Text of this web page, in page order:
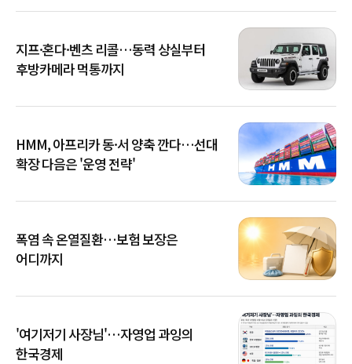
지프·혼다·벤츠 리콜…동력 상실부터
후방카메라 먹통까지
HMM, 아프리카 동·서 양축 깐다…선대
확장 다음은 '운영 전략'
폭염 속 온열질환…보험 보장은
어디까지
'여기저기 사장님'…자영업 과잉의
한국경제